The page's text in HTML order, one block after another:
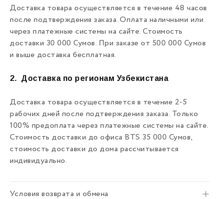
Доставка товара осуществляется в течение 48 часов
после подтверждения заказа. Оплата наличными или
через платежные системы на сайте. Стоимость
доставки 30 000 Сумов. При заказе от 500 000 Сумов
и выше доставка бесплатная.
2. Доставка по регионам Узбекистана
Доставка товара осуществляется в течение 2-5
рабочих дней после подтверждения заказа. Только
100% предоплата через платежные системы на сайте.
Стоимость доставки до офиса BTS 35 000 Сумов,
стоимость доставки до дома рассчитывается
индивидуально.
Условия возврата и обмена